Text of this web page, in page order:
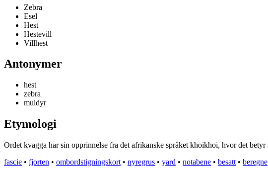
Zebra
Esel
Hest
Hestevill
Villhest
Antonymer
hest
zebra
muldyr
Etymologi
Ordet kvagga har sin opprinnelse fra det afrikanske språket khoikhoi, hvor det
fascie • fjorten • ombordstigningskort • nyregrus • yard • notabene • besatt • beregne